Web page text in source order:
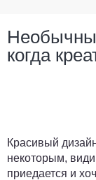
когда
Красивый
некоторым,
приедается и